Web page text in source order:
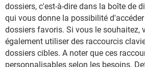
dossiers, c'est-à-dire dans la boîte de
qui vous donne la possibilité
dossiers favoris. Si vous le souhaitez,
également utiliser des raccourcis
dossiers cibles. A noter que ces
personnalisables selon les besoins.